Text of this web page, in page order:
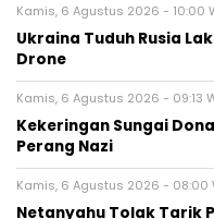
Kamis, 6 Agustus 2026 - 10:00
Ukraina Tuduh Rusia
Drone
Kamis, 6 Agustus 2026 - 09:13
Kekeringan Sungai
Perang Nazi
Kamis, 6 Agustus 2026 - 08:00
Netanyahu Tolak Tarik